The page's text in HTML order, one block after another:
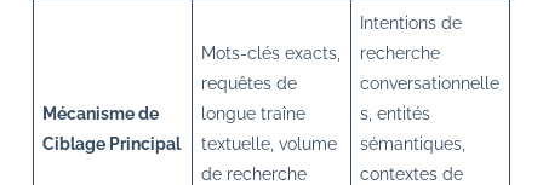
Mécanisme de
Ciblage Principal
Mots-clés exacts,
requêtes de
longue traîne
textuelle, volume
de recherche
Intentions de
recherche
conversationnelle
s, entités
sémantiques,
contextes de